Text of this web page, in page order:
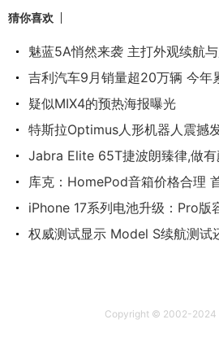
猜你喜欢
魅蓝5A悄然来袭 主打外观续航
吉利汽车9月销量超20万辆 今年
疑似MIX4的预热海报曝光
特斯拉Optimus人形机器人震撼
Jabra Elite 65T捷波朗臻律,做有
库克：HomePod音箱价格合理
iPhone 17系列电池升级：Pro版
权威测试显示 Model S续航测试
Copyright © 2002-2024